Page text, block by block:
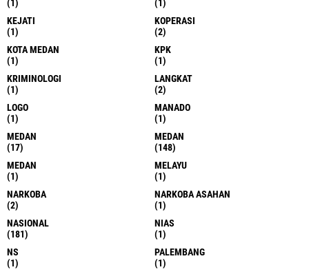
(1)
(1)
KEJATI
(1)
KOPERASI
(2)
KOTA MEDAN
(1)
KPK
(1)
KRIMINOLOGI
(1)
LANGKAT
(2)
LOGO
(1)
MANADO
(1)
MEDAN
(17)
MEDAN
(148)
MEDAN
(1)
MELAYU
(1)
NARKOBA
(2)
NARKOBA ASAHAN
(1)
NASIONAL
(181)
NIAS
(1)
NS
(1)
PALEMBANG
(1)